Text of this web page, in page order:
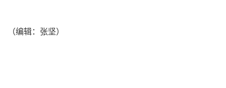
（编辑：张坚）